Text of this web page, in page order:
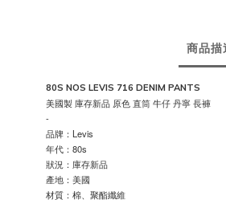
商品描
80S NOS LEVIS 716 DENIM PANTS
美國製 庫存新品 原色 直筒 牛仔 丹寧 長褲
-
品牌：Levis
年代：80s
狀況：庫存新品
產地：美國
材質：棉、聚酯纖維